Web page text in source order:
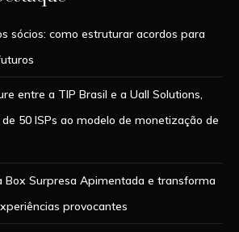
sócios: como estruturar acordos para
entre a TIP Brasil e a Uall Solutions,
50 ISPs ao modelo de monetização de
Box Surpresa Apimentada e transforma
provocantes